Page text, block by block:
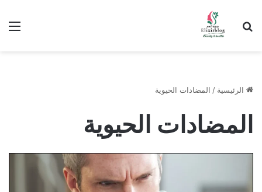
ابحث عن
الرئيسية / المضادات الحيوية
المضادات الحيوية